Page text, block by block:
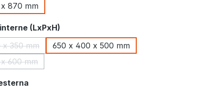
870 mm
(LxPxH)
350 mm
(Questa opzione non è al momento disponibile.)
650 x 400 x 500 mm
600 mm
(Questa opzione non è al momento disponibile.)